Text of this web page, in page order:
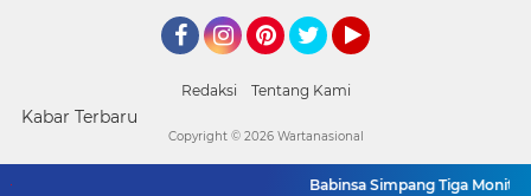
Redaksi Tentang Kami
Kabar Terbaru
Babinsa Simpang Tiga
Copyright © 2026 Wartanasional